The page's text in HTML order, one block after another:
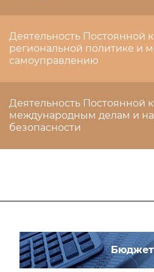
Деятельность Постоянной
региональной политике и
самоуправлению
Деятельность Постоянной
международным делам и
безопасности
Бюджет